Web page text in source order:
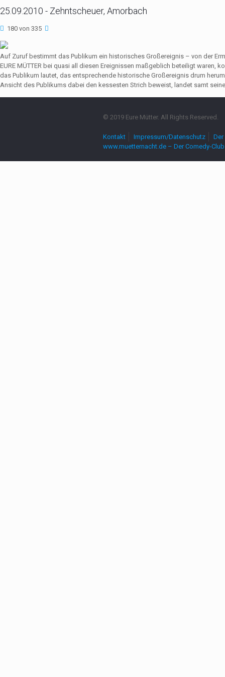
25.09.2010 - Zehntscheuer, Amorbach
180 von 335
Auf Zuruf bestimmt das Publikum ein historisches Großereignis – von der
EURE MÜTTER bei quasi all diesen Ereignissen maßgeblich beteiligt waren,
das Publikum lautet, das entsprechende historische Großereignis drum
Ansicht des Publikums dabei den kessesten Strich beweist, landet samt
© 2019 Eure Mütter. All Rights Reserved.
Kontakt Impressum/Datenschutz
www.muetternacht.de – Der Comedy-Club